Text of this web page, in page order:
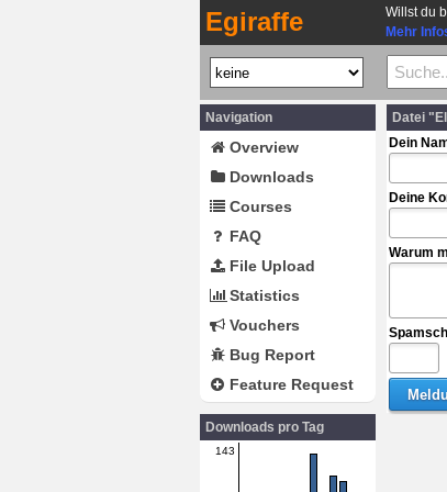
Egiraffe
Willst du
Mehr
Navigation
Overview
Downloads
Courses
FAQ
File Upload
Statistics
Vouchers
Bug Report
Feature Request
Downloads pro Tag
143
Datei
Dein
Deine
Warum